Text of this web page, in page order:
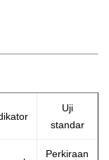
Uji
standar
Perkiraan